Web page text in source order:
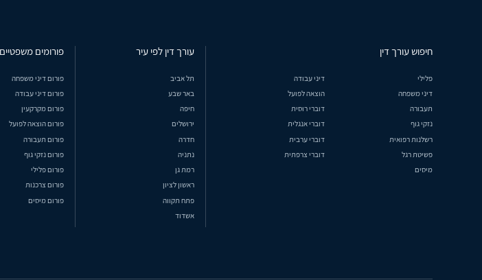
חיפוש עורך דין
פלילי
דיני עבודה
דיני משפחה
הוצאה לפועל
תעבורה
דוברי רוסית
נזקי גוף
דוברי אנגלית
רשלנות רפואית
דוברי ערבית
פשיטת רגל
דוברי צרפתית
מיסים
עורך דין לפי עיר
תל אביב
באר שבע
חיפה
ירושלים
חדרה
נתניה
רמת גן
ראשון לציון
פתח תקווה
אשדוד
פורומים משפטיים
פורום דיני משפחה
פורום דיני עבודה
פורום מקרקעין
פורום הוצאה לפועל
פורום תעבורה
פורום נזקי גוף
פורום פלילי
פורום צרכנות
פורום מיסים